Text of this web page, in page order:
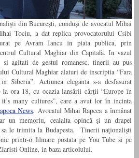
din Bucureşti, conduşi de avocatul Mihai
Tociu, a dat replica provocatorului Csibi
pe Avram Iancu in piata publica, prin
Cultural Maghiar din Capitală. In vazul
si agitati de gestul romanesc, tinerii au pus
Cultural Maghiar alaturi de inscriptia “Fara
Siberia”. Actiunea eleganta s-a desfasurat
ora 18, cu ocazia lansării cărţii “Europe în
many cultures”, care a avut lor în incinta
News. Avocatul Mihai Rapcea a înmânat
un memoriu, cealalta opincă şi un drapel
le trimita la Budapesta. Tinerii naţionalişti
printr-o filmare postata pe You Tube si pe
Online, in baza articolului.